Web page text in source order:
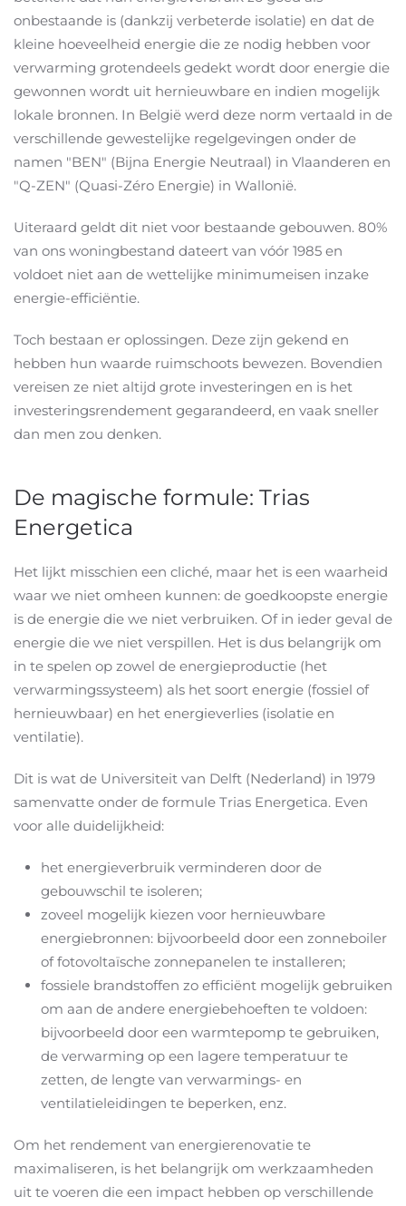
onbestaande is (dankzij verbeterde isolatie) en dat de
kleine hoeveelheid energie die ze nodig hebben voor
verwarming grotendeels gedekt wordt door energie die
gewonnen wordt uit hernieuwbare en indien mogelijk
lokale bronnen. In België werd deze norm vertaald in de
verschillende gewestelijke regelgevingen onder de
namen "BEN" (Bijna Energie Neutraal) in Vlaanderen en
"Q-ZEN" (Quasi-Zéro Energie) in Wallonië.
Uiteraard geldt dit niet voor bestaande gebouwen. 80%
van ons woningbestand dateert van vóór 1985 en
voldoet niet aan de wettelijke minimumeisen inzake
energie-efficiëntie.
Toch bestaan er oplossingen. Deze zijn gekend en
hebben hun waarde ruimschoots bewezen. Bovendien
vereisen ze niet altijd grote investeringen en is het
investeringsrendement gegarandeerd, en vaak sneller
dan men zou denken.
De magische formule: Trias
Energetica
Het lijkt misschien een cliché, maar het is een waarheid
waar we niet omheen kunnen: de goedkoopste energie
is de energie die we niet verbruiken. Of in ieder geval de
energie die we niet verspillen. Het is dus belangrijk om
in te spelen op zowel de energieproductie (het
verwarmingssysteem) als het soort energie (fossiel of
hernieuwbaar) en het energieverlies (isolatie en
ventilatie).
Dit is wat de Universiteit van Delft (Nederland) in 1979
samenvatte onder de formule Trias Energetica. Even
voor alle duidelijkheid:
het energieverbruik verminderen door de
gebouwschil te isoleren;
zoveel mogelijk kiezen voor hernieuwbare
energiebronnen: bijvoorbeeld door een zonneboiler
of fotovoltaïsche zonnepanelen te installeren;
fossiele brandstoffen zo efficiënt mogelijk gebruiken
om aan de andere energiebehoeften te voldoen:
bijvoorbeeld door een warmtepomp te gebruiken,
de verwarming op een lagere temperatuur te
zetten, de lengte van verwarmings- en
ventilatieleidingen te beperken, enz.
Om het rendement van energierenovatie te
maximaliseren, is het belangrijk om werkzaamheden
uit te voeren die een impact hebben op verschillende